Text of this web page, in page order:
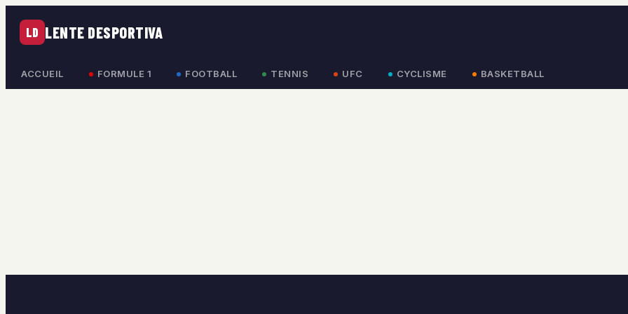
LD LENTE DESPORTIVA
ACCUEIL FORMULE 1 FOOTBALL TENNIS UFC CYCLISME BASKETBALL